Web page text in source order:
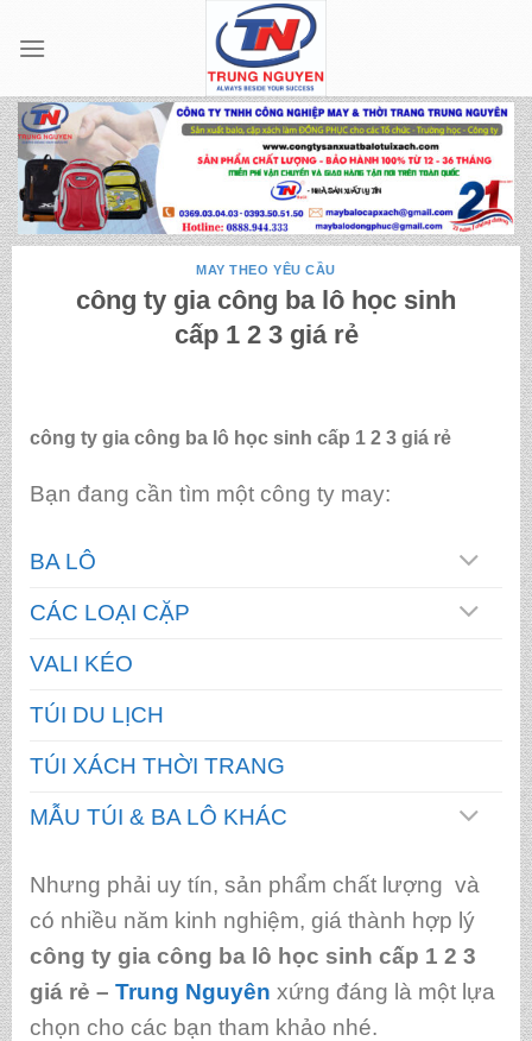
MAY THEO YÊU CẦU
công ty gia công ba lô học sinh
cấp 1 2 3 giá rẻ
công ty gia công ba lô học sinh cấp 1 2 3 giá rẻ
Bạn đang cần tìm một công ty may:
BA LÔ
CÁC LOẠI CẶP
VALI KÉO
TÚI DU LỊCH
TÚI XÁCH THỜI TRANG
MẪU TÚI & BA LÔ KHÁC
Nhưng phải uy tín, sản phẩm chất lượng và
có nhiều năm kinh nghiệm, giá thành hợp lý
công ty gia công ba lô học sinh cấp 1 2 3
giá rẻ – Trung Nguyên xứng đáng là một lựa
chọn cho các bạn tham khảo nhé.